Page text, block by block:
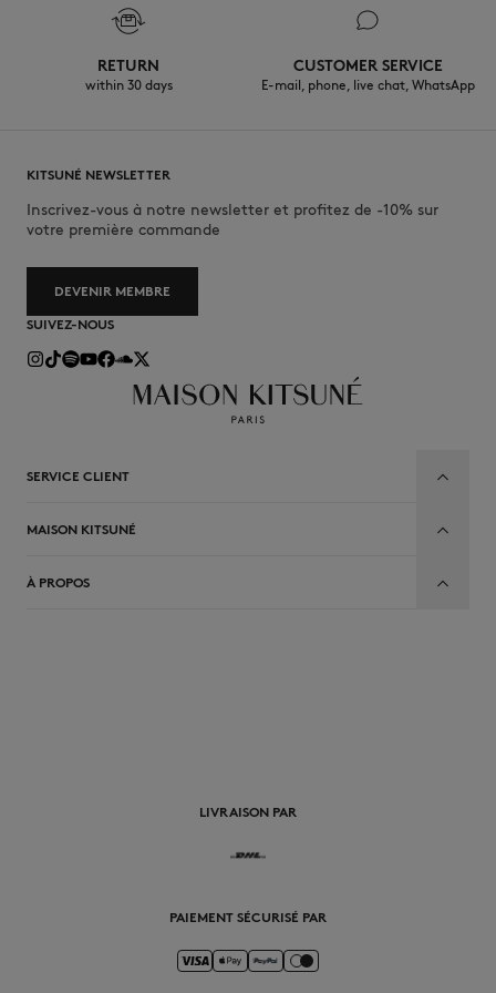
RETURN
within 30 days
CUSTOMER SERVICE
E-mail, phone, live chat, WhatsApp
KITSUNÉ NEWSLETTER
Inscrivez-vous à notre newsletter et profitez de -10% sur
votre première commande
DEVENIR MEMBRE
SUIVEZ-NOUS
SERVICE CLIENT
MAISON KITSUNÉ
À PROPOS
LIVRAISON PAR
PAIEMENT SÉCURISÉ PAR